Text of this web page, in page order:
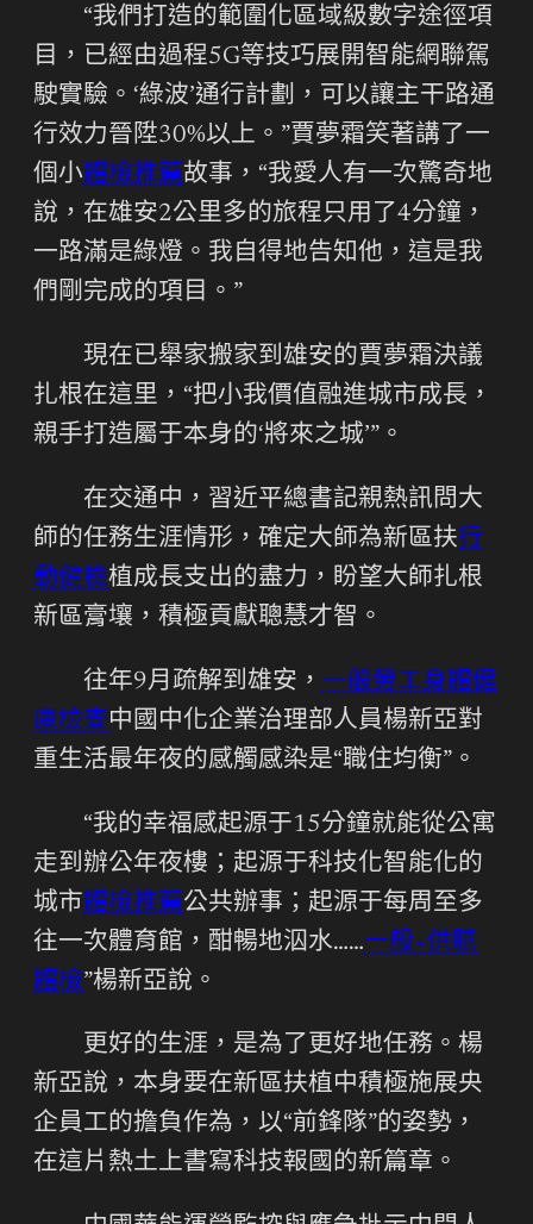
“我們打造的範圍化區域級數字途徑項
目，已經由過程5G等技巧展開智能網聯駕
駛實驗。‘綠波’通行計劃，可以讓主干路通
行效力晉陞30%以上。”賈夢霜笑著講了一
個小體檢推薦故事，“我愛人有一次驚奇地
說，在雄安2公里多的旅程只用了4分鐘，
一路滿是綠燈。我自得地告知他，這是我
們剛完成的項目。”
現在已舉家搬家到雄安的賈夢霜決議
扎根在這里，“把小我價值融進城市成長，
親手打造屬于本身的‘將來之城’”。
在交通中，習近平總書記親熱訊問大
師的任務生涯情形，確定大師為新區扶行
動健檢植成長支出的盡力，盼望大師扎根
新區膏壤，積極貢獻聰慧才智。
往年9月疏解到雄安， 一般勞工身體健
康檢查中國中化企業治理部人員楊新亞對
重生活最年夜的感觸感染是“職住均衡”。
“我的幸福感起源于15分鐘就能從公寓
走到辦公年夜樓；起源于科技化智能化的
城市體檢推薦公共辦事；起源于每周至多
往一次體育館，酣暢地泅水……一般+供膳
體檢”楊新亞說。
更好的生涯，是為了更好地任務。楊
新亞說，本身要在新區扶植中積極施展央
企員工的擔負作為，以“前鋒隊”的姿勢，
在這片熱土上書寫科技報國的新篇章。